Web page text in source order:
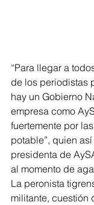
“Para llegar a
de los periodistas
hay un Gobierno
empresa como
fuertemente por
potable”, quien
presidenta de
al momento de
La peronista
militante, cuestión